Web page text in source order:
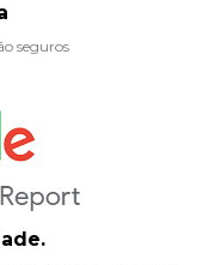
seguros